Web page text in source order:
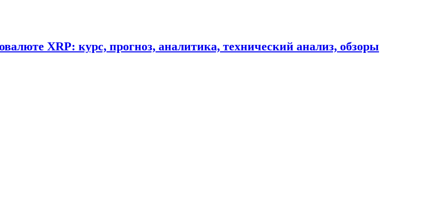
XRP: курс, прогноз, аналитика, технический анализ, обзоры